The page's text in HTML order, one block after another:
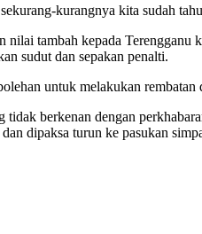
kurangnya kita sudah
tambah kepada
sudut dan sepakan penalti.
untuk melakukan rembatan
berkenan dengan
dipaksa turun ke pasukan